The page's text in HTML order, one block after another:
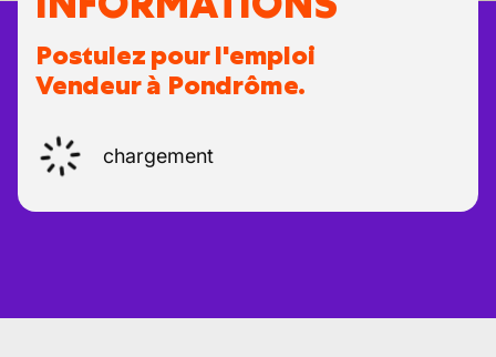
Postulez pour l'emploi
Vendeur à Pondrôme.
chargement